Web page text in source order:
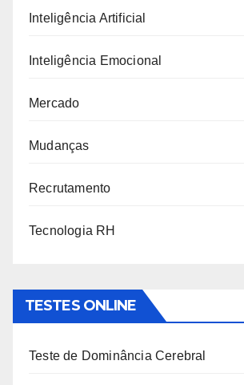
Inteligência Artificial
Inteligência Emocional
Mercado
Mudanças
Recrutamento
Tecnologia RH
TESTES ONLINE
Teste de Dominância Cerebral